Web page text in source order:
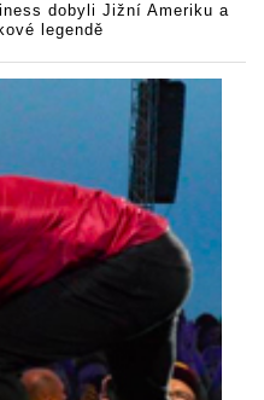
dobyli Jižní Ameriku a
legendě